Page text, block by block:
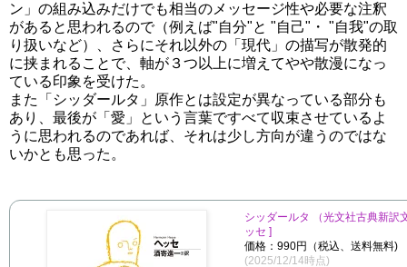
ン」の組み込みだけでも相当のメッセージ性や必要な注釈
があると思われるので（例えば"自分"と "自己"・ "自我"の取
り扱いなど）、さらにそれ以外の「現代」の描写が散発的
に挟まれることで、軸が３つ以上に増えてやや散漫になっ
ている印象を受けた。
また「シッダールタ」原作とは設定が異なっている部分も
あり、最後が「愛」という言葉ですべて収束させているよ
うに思われるのであれば、それは少し方向が違うのではな
いかとも思った。
シッダールタ （光文社古典新訳
ッセ ]
価格：990円（税込、送料無料)
(2025/12/14時点)